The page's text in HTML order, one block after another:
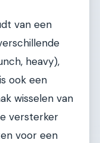
van een
heavy),
ook een
wisselen van
versterker
voor een